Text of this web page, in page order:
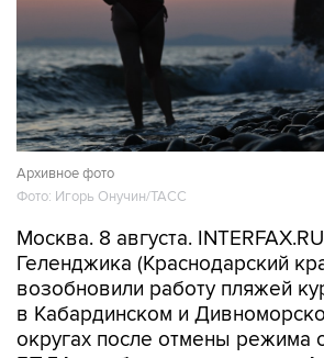
Архивное фото
Фото: Игорь Онучин/ТАСС
Москва. 8 августа. INTERFAX.RU
возобновили работу пляжей
в Кабардинском и
округах после отмены режима
БПЛА, сообщил глава города
Богодистов.